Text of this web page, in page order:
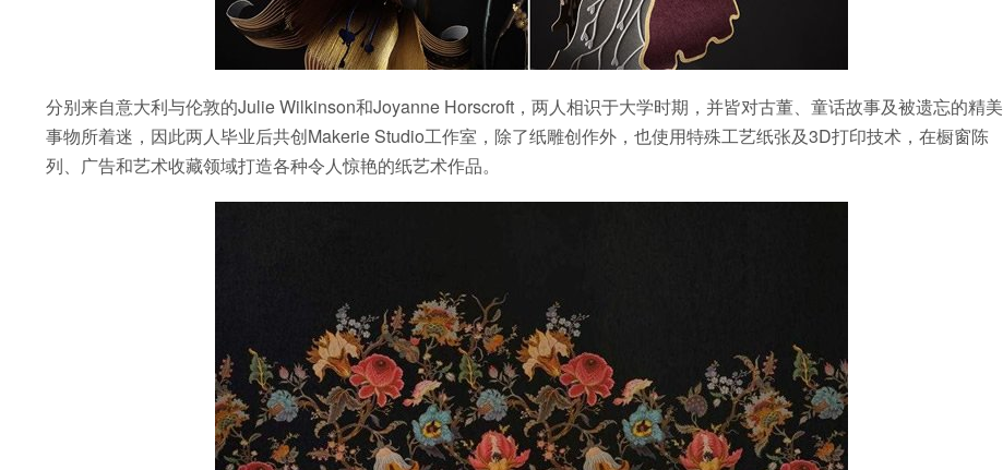
分别来自意大利与伦敦的Julie Wilkinson和Joyanne Horscroft，两人相识于大学时期，并皆对古董、童话故事及被遗忘的精美
事物所着迷，因此两人毕业后共创Makerie Studio工作室，除了纸雕创作外，也使用特殊工艺纸张及3D打印技术，在橱窗陈
列、广告和艺术收藏领域打造各种令人惊艳的纸艺术作品。